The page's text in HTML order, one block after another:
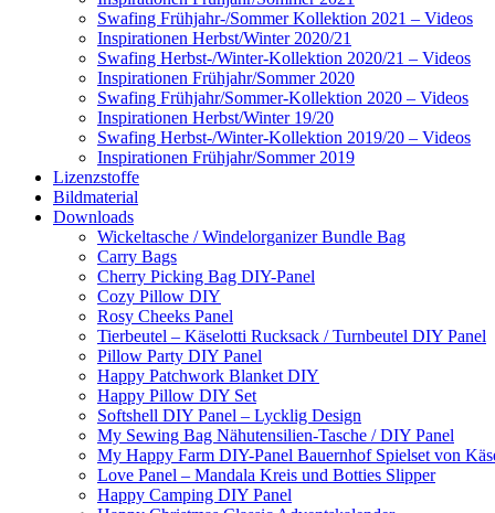
Swafing Frühjahr-/Sommer Kollektion 2021 – Videos
Inspirationen Herbst/Winter 2020/21
Swafing Herbst-/Winter-Kollektion 2020/21 – Videos
Inspirationen Frühjahr/Sommer 2020
Swafing Frühjahr/Sommer-Kollektion 2020 – Videos
Inspirationen Herbst/Winter 19/20
Swafing Herbst-/Winter-Kollektion 2019/20 – Videos
Inspirationen Frühjahr/Sommer 2019
Lizenzstoffe
Bildmaterial
Downloads
Wickeltasche / Windelorganizer Bundle Bag
Carry Bags
Cherry Picking Bag DIY-Panel
Cozy Pillow DIY
Rosy Cheeks Panel
Tierbeutel – Käselotti Rucksack / Turnbeutel DIY Panel
Pillow Party DIY Panel
Happy Patchwork Blanket DIY
Happy Pillow DIY Set
Softshell DIY Panel – Lycklig Design
My Sewing Bag Nähutensilien-Tasche / DIY Panel
My Happy Farm DIY-Panel Bauernhof Spielset von
Love Panel – Mandala Kreis und Botties Slipper
Happy Camping DIY Panel